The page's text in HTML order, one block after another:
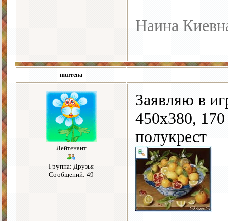
Наина
murrena
Лейтенант
Группа: Друзья
Сообщений: 49
Заявляю в
450х380,
полукрест